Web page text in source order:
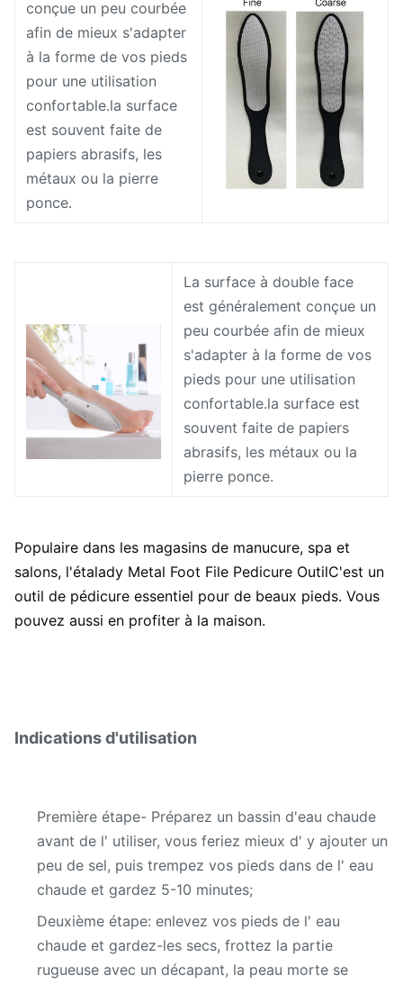
conçue un peu courbée
afin de mieux s'adapter
à la forme de vos pieds
pour une utilisation
confortable.la surface
est souvent faite de
papiers abrasifs, les
métaux ou la pierre
ponce.
La surface à double face
est généralement conçue un
peu courbée afin de mieux
s'adapter à la forme de vos
pieds pour une utilisation
confortable.la surface est
souvent faite de papiers
abrasifs, les métaux ou la
pierre ponce.
Populaire dans les magasins de manucure, spa et
salons, l'étalady Metal Foot File Pedicure OutilC'est un
outil de pédicure essentiel pour de beaux pieds. Vous
pouvez aussi en profiter à la maison.
Indications d'utilisation
Première étape- Préparez un bassin d'eau chaude
avant de l' utiliser, vous feriez mieux d' y ajouter un
peu de sel, puis trempez vos pieds dans de l' eau
chaude et gardez 5-10 minutes;
Deuxième étape: enlevez vos pieds de l' eau
chaude et gardez-les secs, frottez la partie
rugueuse avec un décapant, la peau morte se